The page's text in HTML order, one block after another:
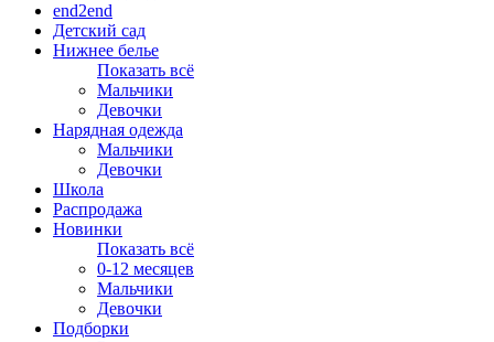
end2end
Детский сад
Нижнее белье
Показать всё
Мальчики
Девочки
Нарядная одежда
Мальчики
Девочки
Школа
Распродажа
Новинки
Показать всё
0-12 месяцев
Мальчики
Девочки
Подборки